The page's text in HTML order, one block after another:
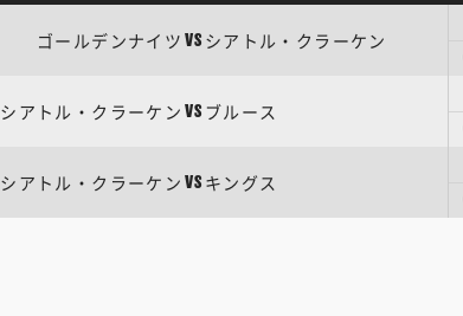
ゴールデンナイツ VS シアトル・クラーケン
シアトル・クラーケン VS ブルース
シアトル・クラーケン VS キングス